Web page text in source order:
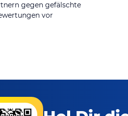
gegen gefälschte
vor